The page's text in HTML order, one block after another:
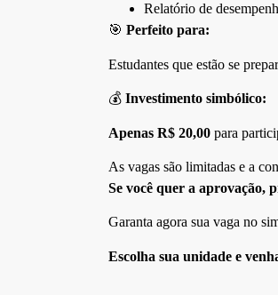
Relatório de
🎯 Perfeito para:
Estudantes que estão se
💰 Investimento simbólico:
Apenas R$ 20,00 para
As vagas são limitadas e a
Se você quer a aprovação,
Garanta agora sua vaga no
Escolha sua unidade e